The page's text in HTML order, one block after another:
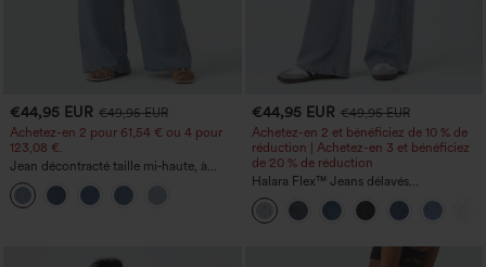
€44,95 EUR €49,95 EUR
Achetez-en 2 pour 61,54 € ou 4 pour
123,08 €.
Jean décontracté taille mi‑haute, à
cordon de serrage, avec poches
€44,95 EUR €49,95 EUR
Achetez-en 2 et bénéficiez de 10 % de
réduction | Achetez-en 3 et bénéficiez
de 20 % de réduction
Halara Flex™ Jeans délavés
décontractés, coupe baggy à jambe
large, taille basse asymétrique, poches
zippées